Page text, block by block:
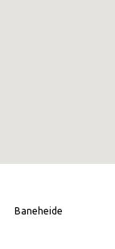
Baneheide